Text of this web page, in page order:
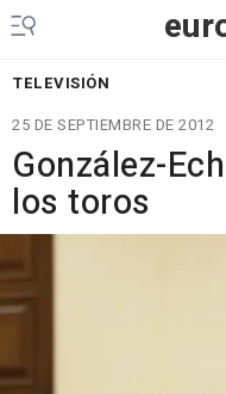
TELEVISIÓN
25 DE SEPTIEMBRE DE 2012
González-
los toros